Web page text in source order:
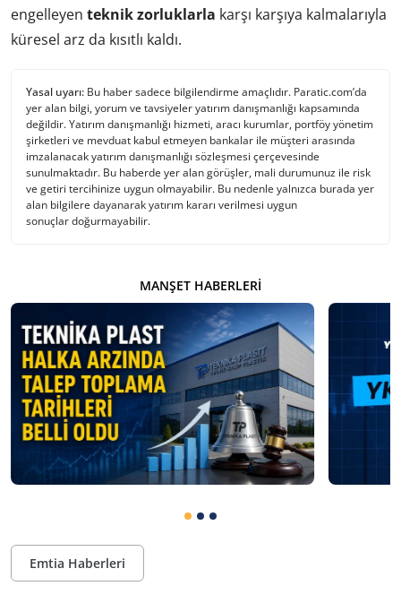
engelleyen teknik zorluklarla karşı karşıya kalmalarıyla
küresel arz da kısıtlı kaldı.
Yasal uyarı: Bu haber sadece bilgilendirme amaçlıdır. Paratic.com’da
yer alan bilgi, yorum ve tavsiyeler yatırım danışmanlığı kapsamında
değildir. Yatırım danışmanlığı hizmeti, aracı kurumlar, portföy yönetim
şirketleri ve mevduat kabul etmeyen bankalar ile müşteri arasında
imzalanacak yatırım danışmanlığı sözleşmesi çerçevesinde
sunulmaktadır. Bu haberde yer alan görüşler, mali durumunuz ile risk
ve getiri tercihinize uygun olmayabilir. Bu nedenle yalnızca burada yer
alan bilgilere dayanarak yatırım kararı verilmesi uygun
sonuçlar doğurmayabilir.
MANŞET HABERLERI
Emtia Haberleri